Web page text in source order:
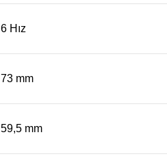
6 Hız
73 mm
59,5 mm